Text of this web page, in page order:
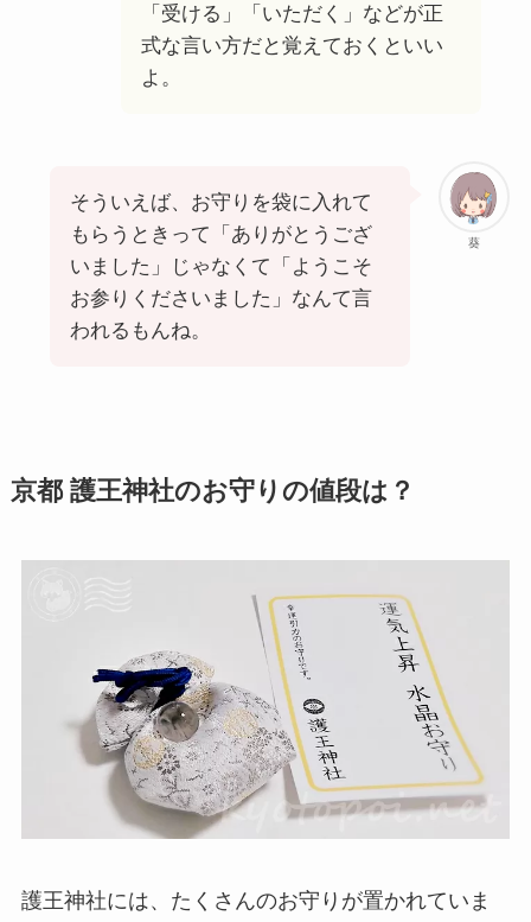
「受ける」「いただく」などが正
式な言い方だと覚えておくといい
よ。
葵
そういえば、お守りを袋に入れて
もらうときって「ありがとうござ
いました」じゃなくて「ようこそ
お参りくださいました」なんて言
われるもんね。
京都 護王神社のお守りの値段は？
護王神社には、たくさんのお守りが置かれていま